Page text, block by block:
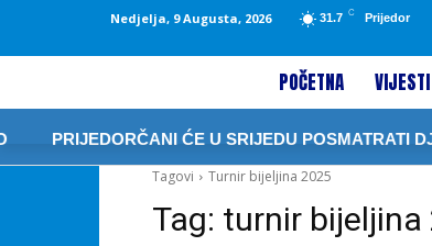
Nedjelja, 9 Augusta, 2026 31.7 C Prijedor
POČETNA VIJESTI
PRIJEDORČANI ĆE U SRIJEDU POSMATRATI
Tagovi
Turnir bijeljina 2025
Tag: turnir bijeljina